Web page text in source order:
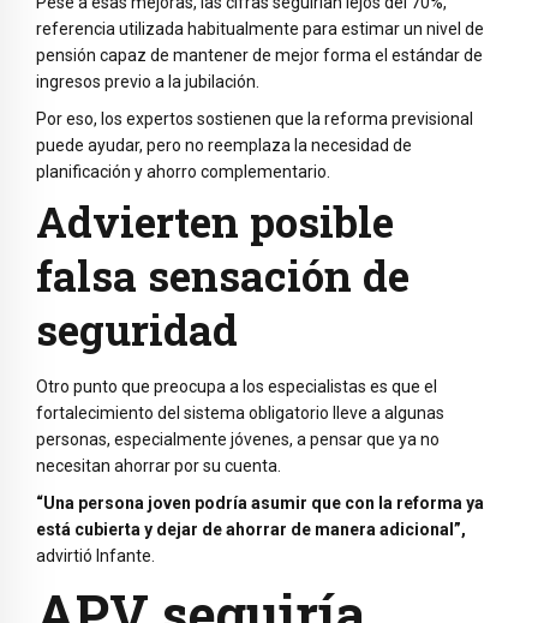
referencia utilizada habitualmente para estimar un nivel de
pensión capaz de mantener de mejor forma el estándar de
ingresos previo a la jubilación.
Por eso, los expertos sostienen que la reforma previsional
puede ayudar, pero no reemplaza la necesidad de
planificación y ahorro complementario.
Advierten posible
falsa sensación de
seguridad
Otro punto que preocupa a los especialistas es que el
fortalecimiento del sistema obligatorio lleve a algunas
personas, especialmente jóvenes, a pensar que ya no
necesitan ahorrar por su cuenta.
“Una persona joven podría asumir que con la reforma ya
está cubierta y dejar de ahorrar de manera adicional”,
advirtió Infante.